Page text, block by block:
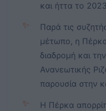
και ήττα το
✨
Παρά τις
μέτωπο, η Πέρκα
διαδρομή και
Ανανεωτικής
παρουσία στην
✨
Η Πέρκα